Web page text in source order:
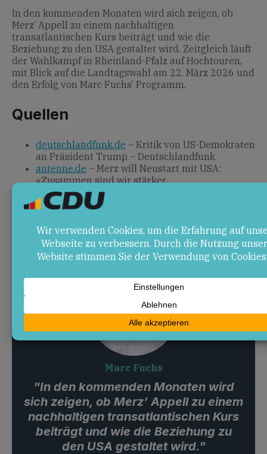
In den kommenden Monaten wird sich zeigen, ob
Merz’ Appell zu einem nachhaltigen
transatlantischen Kurs beiträgt und wie die
Beziehung zu den USA gestaltet wird. Zeitgleich läuft
der Wahlkampf in Rheinland-Pfalz auf Hochtouren,
mit Blick auf die Landtagswahl am 22. März 2026 und
den Erfolg von Marc Fuchs’ Programm.
Quellen
deutschlandfunk.de – Kritik von US-Demokraten
an Präsident Trump – Deutschlandfunk
antenne.de – Merz will Neustart mit USA:
«Zusammen sind wir stärker
marc-fuchs.de– Marc Fuchs: Klare
Schwerpunkte für Rheinland-Pfalz
Marc Fuchs
"In den kommenden Monaten wird
sich zeigen, ob Merz’ Appell zu einem
nachhaltigen transatlantischen Kurs
beiträgt und wie die Beziehung zu
den USA gestaltet wird."